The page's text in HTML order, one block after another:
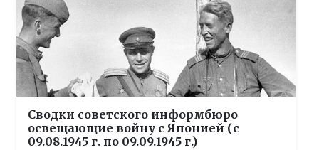
Сводки советского информбюро
освещающие войну с Японией (с
09.08.1945 г. по 09.09.1945 г.)